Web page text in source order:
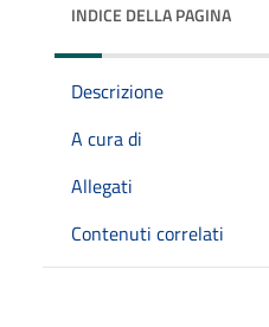
INDICE DELLA PAGINA
Descrizione
A cura di
Allegati
Contenuti correlati